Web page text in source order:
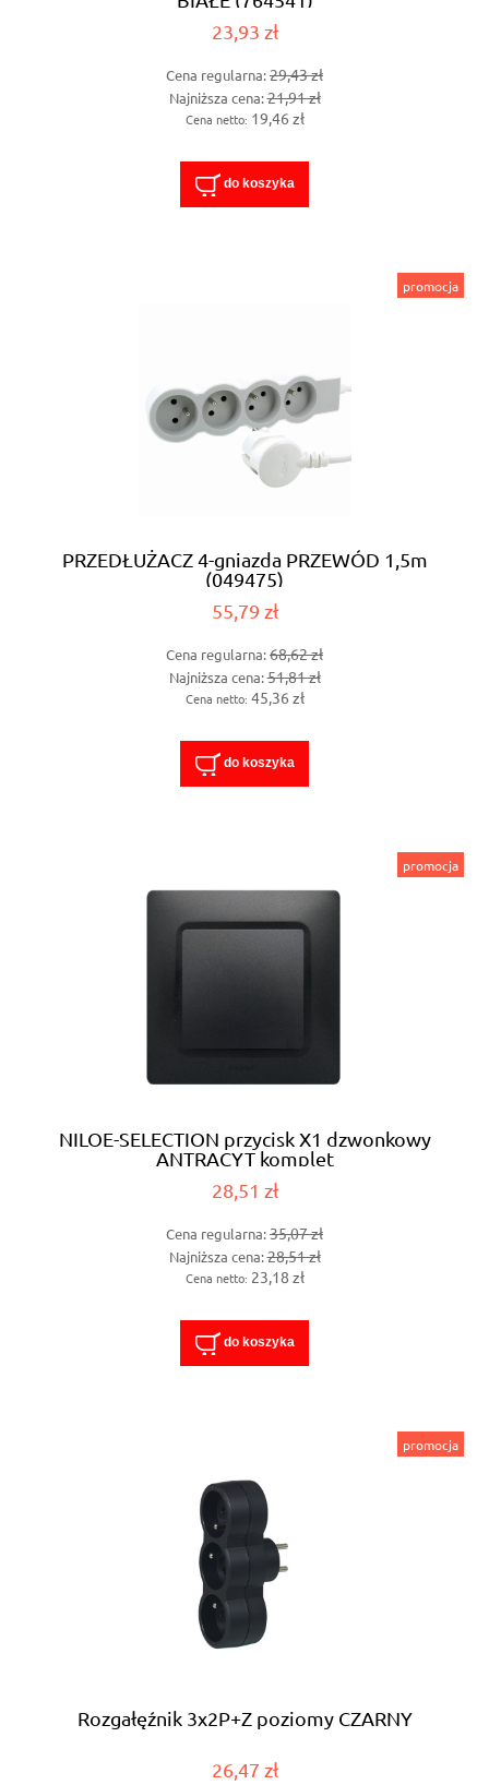
23,93 zł
Cena regularna:29,43 zł
Najniższa cena:21,91 zł
Cena netto: 19,46 zł
do koszyka
PRZEDŁUŻACZ 4-gniazda PRZEWÓD 1,5m
(049475)
55,79 zł
Cena regularna:68,62 zł
Najniższa cena:51,81 zł
Cena netto: 45,36 zł
do koszyka
promocja
NILOE-SELECTION przycisk X1 dzwonkowy
ANTRACYT komplet
28,51 zł
Cena regularna:35,07 zł
Najniższa cena:28,51 zł
Cena netto: 23,18 zł
do koszyka
promocja
Rozgałęźnik 3x2P+Z poziomy CZARNY
26,47 zł
promocja